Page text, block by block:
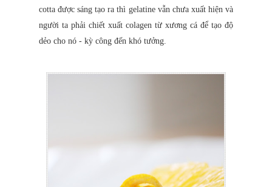
cotta được sáng tạo ra thì gelatine vẫn chưa xuất hiện và
người ta phải chiết xuất colagen từ xương cá để tạo độ
dẻo cho nó - kỳ công đến khó tưởng.